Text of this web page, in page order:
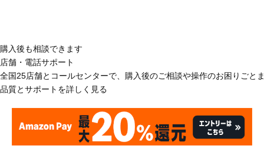
購入後も相談できます
店舗・電話サポート
全国25店舗とコールセンターで、購入後のご相談や操作のお困りごと
品質とサポートを詳しく見る